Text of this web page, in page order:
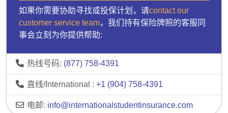
如果你需要协助寻找或投保计划，请contact our
customer service team，我们持有保险牌照的客服同
事会立刻为你提供帮助:
热线号码: (877) 758-4391
直线/International : +1 (904) 758-4391
电邮: info@internationalstudentinsurance.com